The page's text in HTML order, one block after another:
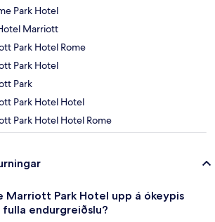
Park Hotel
Marriott
Park Hotel Rome
Park Hotel
Park
Park Hotel Hotel
Park Hotel Hotel Rome
Marriott Park Hotel upp á ókeypis
endurgreiðslu?